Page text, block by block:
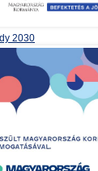
2030